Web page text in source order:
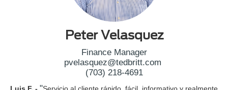
Peter Velasquez
Finance Manager
pvelasquez@tedbritt.com
(703) 218-4691